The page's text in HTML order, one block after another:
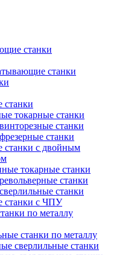
станки
станки
станки
токарные станки
станки
станки
станки с двойным
токарные станки
станки
станки
станки с ЧПУ
по металлу
станки по металлу
сверлильные станки